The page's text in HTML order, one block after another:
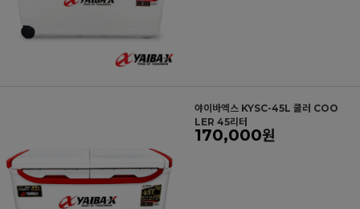
야이바엑스 KYSC-45L 쿨러 COO
LER 45리터
170,000원